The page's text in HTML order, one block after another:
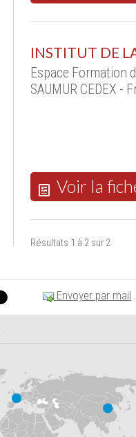
INSTITUT DE
Espace Formation
SAUMUR CEDEX -
Voir la
Résultats 1 à 2 sur 2
Envoyer par mail